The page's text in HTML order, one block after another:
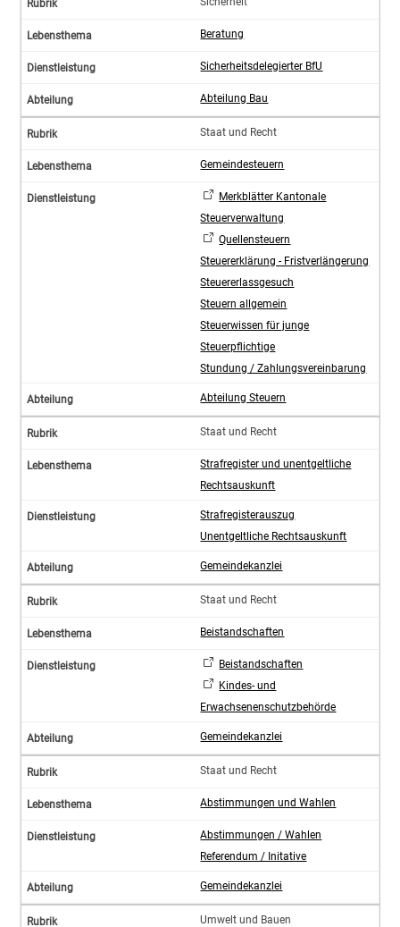
Beratung
Sicherheitsdelegierter BfU
Abteilung Bau
Staat und Recht
Gemeindesteuern
Merkblätter Kantonale
Steuerverwaltung
Quellensteuern
Steuererklärung - Fristverlängerung
Steuererlassgesuch
Steuern allgemein
Steuerwissen für junge
Steuerpflichtige
Stundung / Zahlungsvereinbarung
Abteilung Steuern
Staat und Recht
Strafregister und unentgeltliche
Rechtsauskunft
Strafregisterauszug
Unentgeltliche Rechtsauskunft
Gemeindekanzlei
Staat und Recht
Beistandschaften
Beistandschaften
Kindes- und
Erwachsenenschutzbehörde
Gemeindekanzlei
Staat und Recht
Abstimmungen und Wahlen
Abstimmungen / Wahlen
Referendum / Initative
Gemeindekanzlei
Umwelt und Bauen